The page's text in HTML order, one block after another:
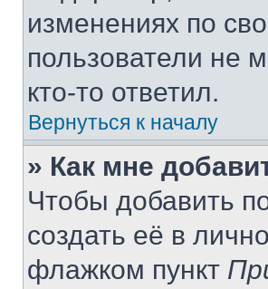
изменениях по
пользователи не
кто-то ответил.
Вернуться к началу
» Как мне
Чтобы добавить
создать её в
флажком пункт